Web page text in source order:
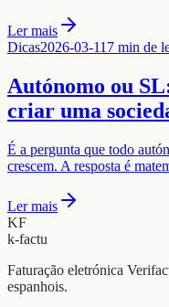
Ler mais
Dicas2026-03-11 7 min de
Autónomo ou
criar uma
É a pergunta que todo
crescem. A resposta é
Ler mais
KF
k-factu
Faturação eletrónica
espanhois.